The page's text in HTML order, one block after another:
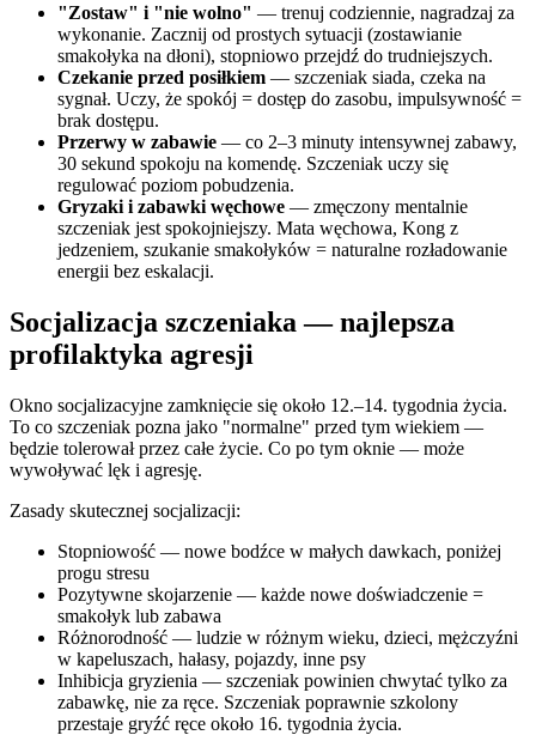
"Zostaw" i "nie wolno" — trenuj codziennie, nagradzaj za
wykonanie. Zacznij od prostych sytuacji (zostawianie
smakołyka na dłoni), stopniowo przejdź do trudniejszych.
Czekanie przed posiłkiem — szczeniak siada, czeka na
sygnał. Uczy, że spokój = dostęp do zasobu, impulsywność =
brak dostępu.
Przerwy w zabawie — co 2–3 minuty intensywnej zabawy,
30 sekund spokoju na komendę. Szczeniak uczy się
regulować poziom pobudzenia.
Gryzaki i zabawki węchowe — zmęczony mentalnie
szczeniak jest spokojniejszy. Mata węchowa, Kong z
jedzeniem, szukanie smakołyków = naturalne rozładowanie
energii bez eskalacji.
Socjalizacja szczeniaka — najlepsza
profilaktyka agresji
Okno socjalizacyjne zamknięcie się około 12.–14. tygodnia życia.
To co szczeniak pozna jako "normalne" przed tym wiekiem —
będzie tolerował przez całe życie. Co po tym oknie — może
wywoływać lęk i agresję.
Zasady skutecznej socjalizacji:
Stopniowość — nowe bodźce w małych dawkach, poniżej
progu stresu
Pozytywne skojarzenie — każde nowe doświadczenie =
smakołyk lub zabawa
Różnorodność — ludzie w różnym wieku, dzieci, mężczyźni
w kapeluszach, hałasy, pojazdy, inne psy
Inhibicja gryzienia — szczeniak powinien chwytać tylko za
zabawkę, nie za ręce. Szczeniak poprawnie szkolony
przestaje gryźć ręce około 16. tygodnia życia.